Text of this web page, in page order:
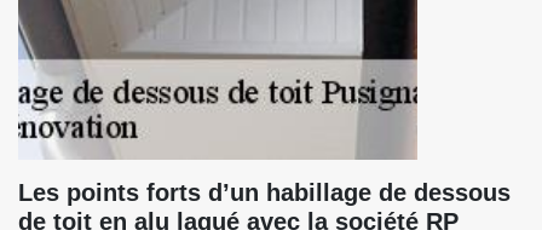
Les points forts d’un habillage de dessous
de toit en alu laqué avec la société RP